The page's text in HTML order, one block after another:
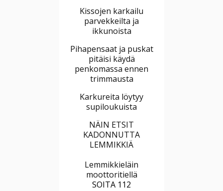
Kissojen karkailu
parvekkeilta ja
ikkunoista
Pihapensaat ja puskat
pitäisi käydä
penkomassa ennen
trimmausta
Karkureita löytyy
supiloukuista
NÄIN ETSIT
KADONNUTTA
LEMMIKKIÄ
Lemmikkieläin
moottoritiellä
SOITA 112